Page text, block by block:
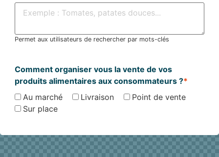
Permet aux utilisateurs de rechercher par mots-clés
Comment organiser vous la vente de vos
produits alimentaires aux consommateurs ?*
Au marché
Livraison
Point de vente
Sur place